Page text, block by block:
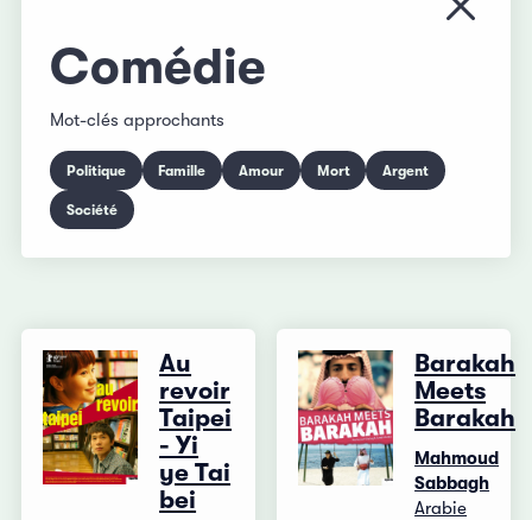
Comédie
Mot-clés approchants
Politique Famille Amour Mort Argent
Société
Au
revoir
Taipei
- Yi
ye Tai
bei
Barakah
Meets
Barakah
Mahmoud
Sabbagh
Arabie